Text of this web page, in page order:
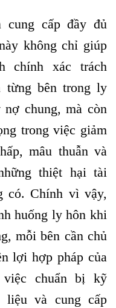
cung cấp đầy đủ
không chỉ giúp
chính xác trách
từng bên trong ly
chung, mà còn
trong việc giảm
mâu thuẫn và
thiệt hại tài
có. Chính vì vậy,
huống ly hôn khi
mỗi bên cần chủ
lợi hợp pháp của
việc chuẩn bị kỹ
và cung cấp